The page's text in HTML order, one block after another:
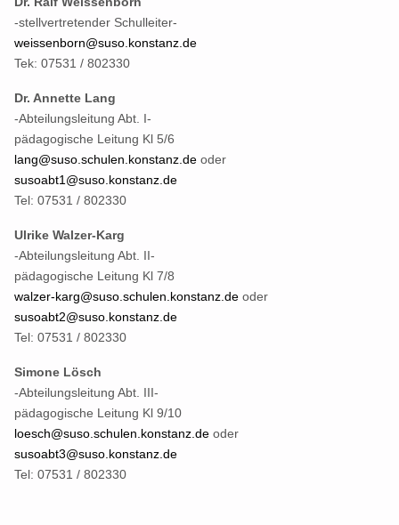
-stellvertretender Schulleiter-
weissenborn@suso.konstanz.de
Tek: 07531 / 802330
Dr. Annette Lang
-Abteilungsleitung Abt. I-
pädagogische Leitung Kl 5/6
lang@suso.schulen.konstanz.de oder
susoabt1@suso.konstanz.de
Tel: 07531 / 802330
Ulrike Walzer-Karg
-Abteilungsleitung Abt. II-
pädagogische Leitung Kl 7/8
walzer-karg@suso.schulen.konstanz.de oder
susoabt2@suso.konstanz.de
Tel: 07531 / 802330
Simone Lösch
-Abteilungsleitung Abt. III-
pädagogische Leitung Kl 9/10
loesch@suso.schulen.konstanz.de oder
susoabt3@suso.konstanz.de
Tel: 07531 / 802330